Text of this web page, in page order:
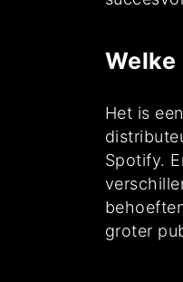
Het is
Spotify.
groter